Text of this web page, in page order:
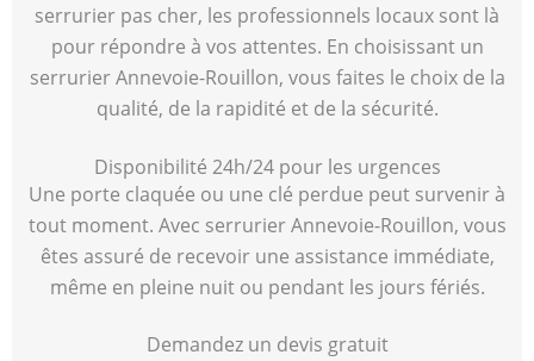
serrurier pas cher, les professionnels locaux sont là
pour répondre à vos attentes. En choisissant un
serrurier Annevoie-Rouillon, vous faites le choix de la
qualité, de la rapidité et de la sécurité.
Disponibilité 24h/24 pour les urgences
Une porte claquée ou une clé perdue peut survenir à
tout moment. Avec serrurier Annevoie-Rouillon, vous
êtes assuré de recevoir une assistance immédiate,
même en pleine nuit ou pendant les jours fériés.
Demandez un devis gratuit